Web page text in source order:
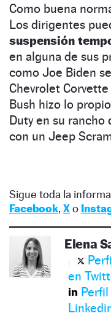
Como buena
Los dirigentes
suspensión
en alguna de sus
como Joe Biden
Chevrolet
Bush hizo lo
Duty en su rancho
con un Jeep
Sigue toda la
Facebook, Xo
Elena
en